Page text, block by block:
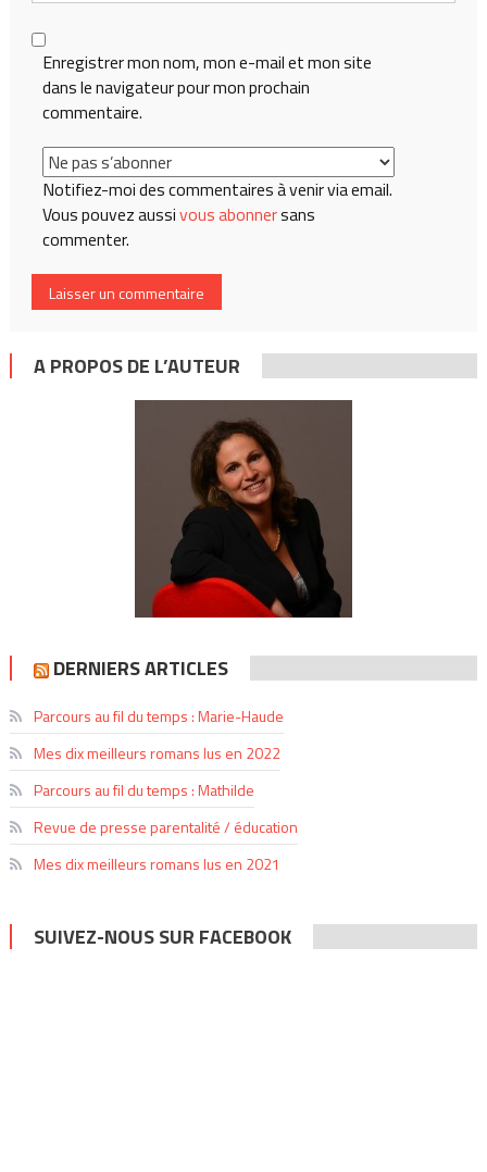
Enregistrer mon nom, mon e-mail et mon site
dans le navigateur pour mon prochain
commentaire.
Notifiez-moi des commentaires à venir via email.
Vous pouvez aussivous abonnersans
commenter.
A PROPOS DE L’AUTEUR
DERNIERS ARTICLES
Parcours au fil du temps : Marie-Haude
Mes dix meilleurs romans lus en 2022
Parcours au fil du temps : Mathilde
Revue de presse parentalité / éducation
Mes dix meilleurs romans lus en 2021
SUIVEZ-NOUS SUR FACEBOOK